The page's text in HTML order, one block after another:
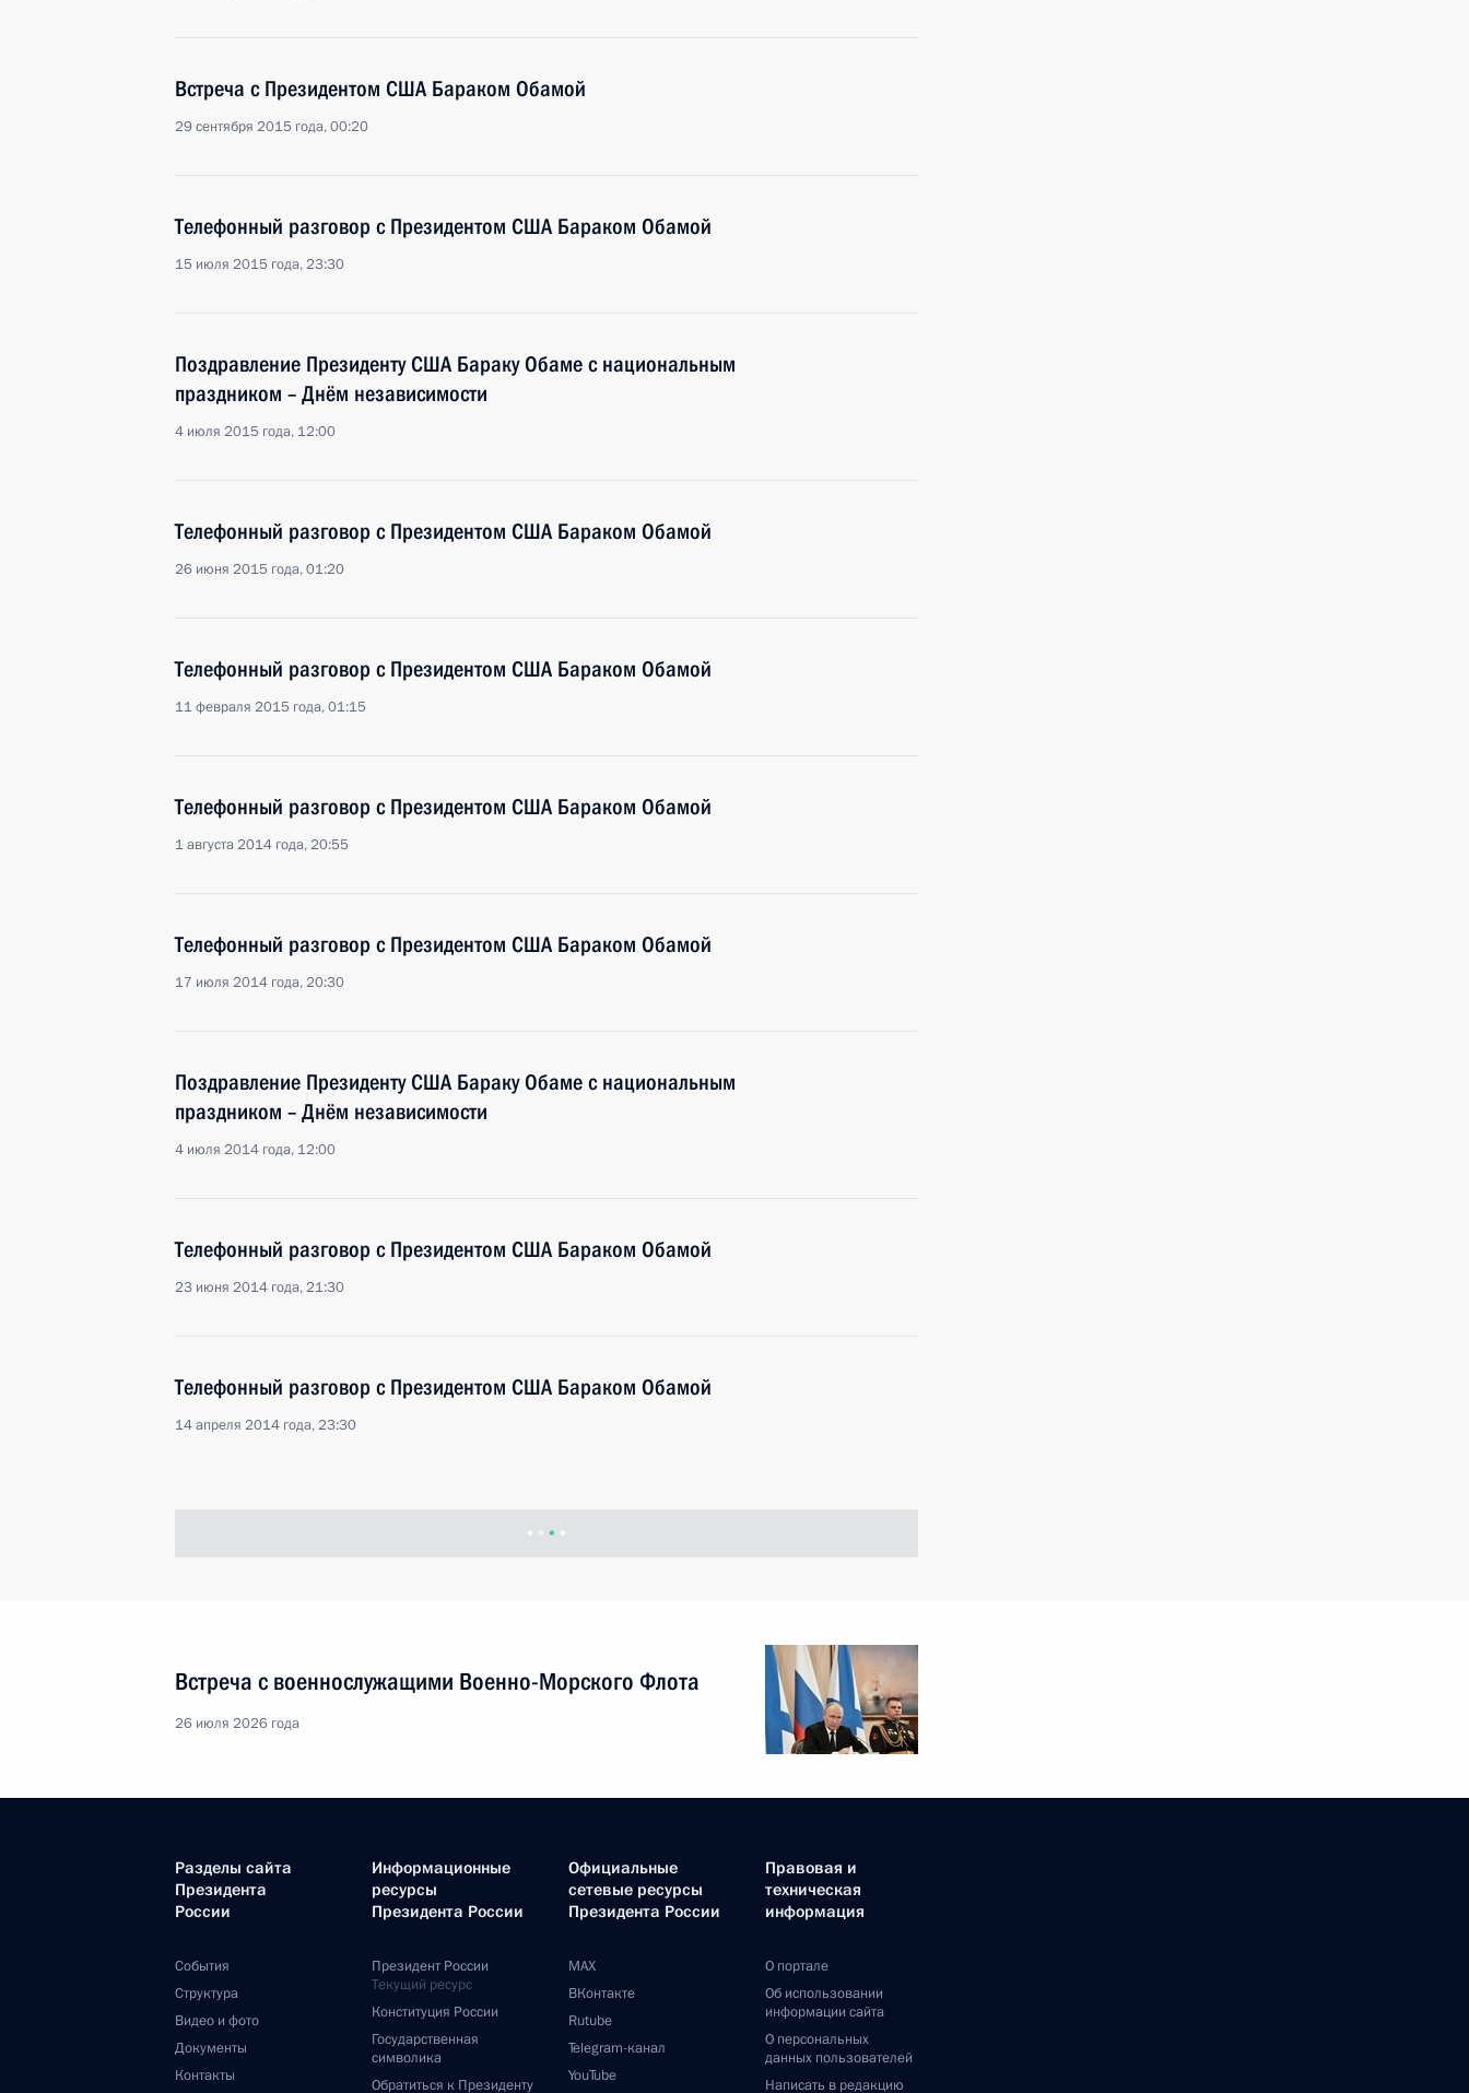
Встреча с Президентом США Бараком Обамой
29 сентября 2015 года, 00:20
Телефонный разговор с Президентом США Бараком Обамой
15 июля 2015 года, 23:30
Поздравление Президенту США Бараку Обаме с национальным
праздником – Днём независимости
4 июля 2015 года, 12:00
Телефонный разговор с Президентом США Бараком Обамой
26 июня 2015 года, 01:20
Телефонный разговор с Президентом США Бараком Обамой
11 февраля 2015 года, 01:15
Телефонный разговор с Президентом США Бараком Обамой
1 августа 2014 года, 20:55
Телефонный разговор с Президентом США Бараком Обамой
17 июля 2014 года, 20:30
Поздравление Президенту США Бараку Обаме с национальным
праздником – Днём независимости
4 июля 2014 года, 12:00
Телефонный разговор с Президентом США Бараком Обамой
23 июня 2014 года, 21:30
Телефонный разговор с Президентом США Бараком Обамой
14 апреля 2014 года, 23:30
Телефонный разговор с Президентом США Бараком Обамой
17 марта 2014 года, 00:30
Телефонный разговор с Президентом США Бараком Обамой
2 марта 2014 года, 01:20
Телефонный разговор с Президентом США Бараком Обамой